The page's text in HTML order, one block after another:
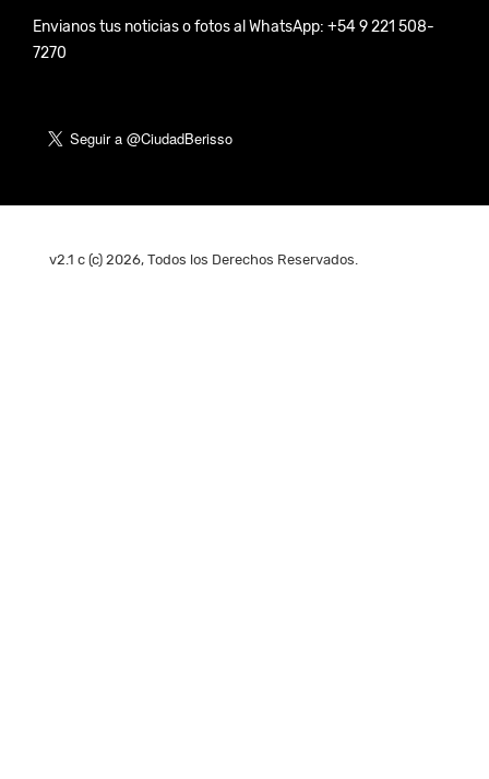
Envianos tus noticias o fotos al WhatsApp: +54 9 221 508-
7270
v2.1 c (c) 2026, Todos los Derechos Reservados.